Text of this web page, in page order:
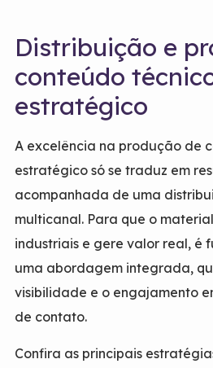
Distribuição e
conteúdo
estratégico
A excelência na produção de
estratégico só se traduz em
acompanhada de uma
multicanal. Para que o
industriais e gere valor real, é
uma abordagem integrada,
visibilidade e o engajamento
de contato.
Confira as principais